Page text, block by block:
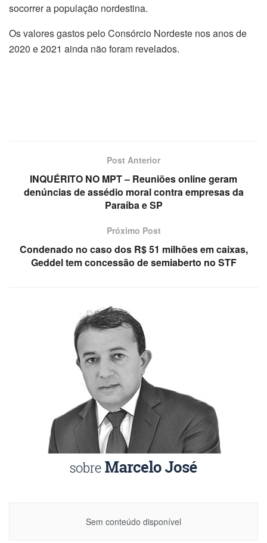
socorrer a população nordestina.
Os valores gastos pelo Consórcio Nordeste nos anos de
2020 e 2021 ainda não foram revelados.
Post Anterior
INQUÉRITO NO MPT – Reuniões online geram
denúncias de assédio moral contra empresas da
Paraíba e SP
Próximo Post
Condenado no caso dos R$ 51 milhões em caixas,
Geddel tem concessão de semiaberto no STF
Sem conteúdo disponível